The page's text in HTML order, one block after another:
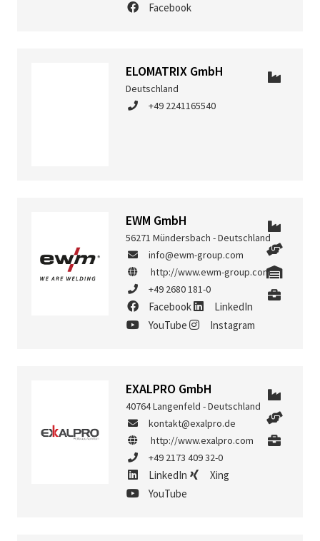
Facebook
ELOMATRIX GmbH
Deutschland
+49 2241165540
EWM GmbH
56271 Mündersbach - Deutschland
info@ewm-group.com
http://www.ewm-group.com
+49 2680 181-0
Facebook
LinkedIn
YouTube
Instagram
EXALPRO GmbH
40764 Langenfeld - Deutschland
kontakt@exalpro.de
http://www.exalpro.com
+49 2173 409 32-0
LinkedIn
Xing
YouTube